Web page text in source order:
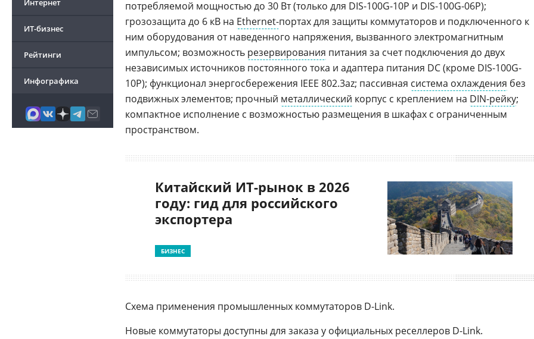
Интернет
ИТ-бизнес
Рейтинги
Инфографика
потребляемой мощностью до 30 Вт (только для DIS-100G-10P и DIS-100G-06P);
грозозащита до 6 кВ на Ethernet-портах для защиты коммутаторов и подключенного к
ним оборудования от наведенного напряжения, вызванного электромагнитным
импульсом; возможность резервирования питания за счет подключения до двух
независимых источников постоянного тока и адаптера питания DC (кроме DIS-100G-
10P); функционал энергосбережения IEEE 802.3az; пассивная система охлаждения без
подвижных элементов; прочный металлический корпус с креплением на DIN-рейку;
компактное исполнение с возможностью размещения в шкафах с ограниченным
пространством.
Китайский ИТ-рынок в 2026
году: гид для российского
экспортера
БИЗНЕС
Схема применения промышленных коммутаторов D-Link.
Новые коммутаторы доступны для заказа у официальных реселлеров D-Link.